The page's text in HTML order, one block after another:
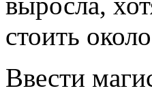
стоить
Ввести